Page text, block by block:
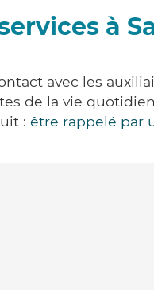
à
avec les
de la vie
: être rappelé par